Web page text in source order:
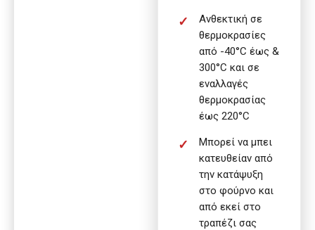
Ανθεκτική σε
θερμοκρασίες
από -40°C έως &
300°C και σε
εναλλαγές
θερμοκρασίας
έως 220°C
Μπορεί να μπει
κατευθείαν από
την κατάψυξη
στο φούρνο και
από εκεί στο
τραπέζι σας